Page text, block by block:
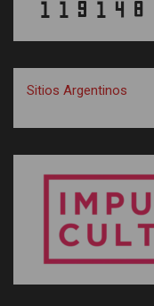
Sitios Argentinos